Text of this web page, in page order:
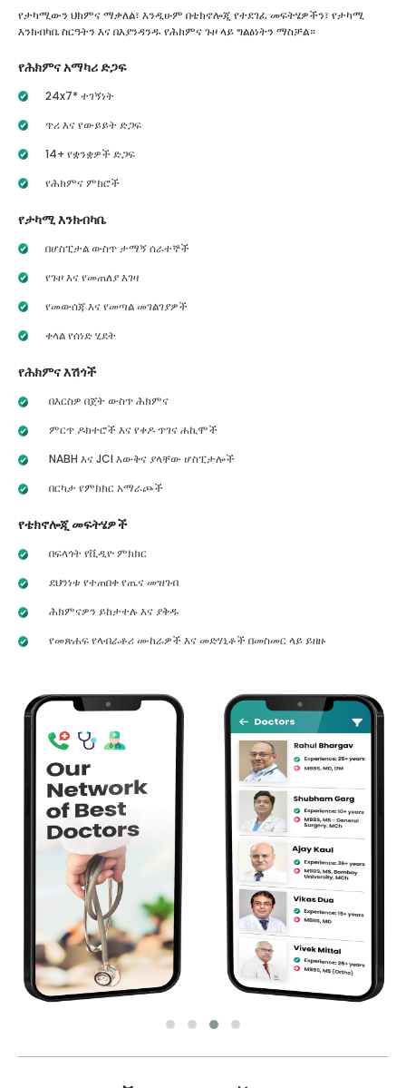
የታካሚውን ህክምና ማቃለል፣ እንዲሁም በቴክኖሎጂ የተደገፈ መፍትሄዎችን፣ የታካሚ
እንክብካቤ ስርዓትን እና በእያንዳንዱ የሕክምና ጉዞ ላይ ግልፅነትን ማስቻል።
የሕክምና አማካሪ ድጋፍ
24x7* ተገኝነት
ጥሪ እና የውይይት ድጋፍ
14+ የቋንቋዎች ድጋፍ
የሕክምና ምክሮች
የታካሚ እንክብካቤ
በሆስፒታል ውስጥ ታማኝ ሰራተኞች
የጉዞ እና የመጠለያ እገዛ
የመውሰጃ እና የመጣል መገልገያዎች
ቀላል የሰነድ ሂደት
የሕክምና እሽጎች
በእርስዎ በጀት ውስጥ ሕክምና
ምርጥ ዶክተሮች እና የቀዶ ጥገና ሐኪሞች
NABH እና JCI እውቅና ያላቸው ሆስፒታሎች
በርካታ የምክክር አማራጮች
የቴክኖሎጂ መፍትሄዎች
በፍላጎት የቪዲዮ ምክክር
ደህንነቱ የተጠበቀ የጤና መዝገብ
ሕክምናዎን ይከታተሉ እና ያቅዱ
የመጽሐፍ የላብራቶሪ ሙከራዎች እና መድሃኒቶች በመስመር ላይ ይዘዙ